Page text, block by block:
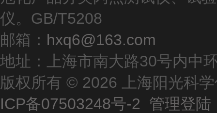
仪。GB/T5208
邮箱： hxq6@163.com
地址：上海市南大路30号内中
版权所有 © 2026 上海阳光科
ICP备07503248号-2 管理登陆